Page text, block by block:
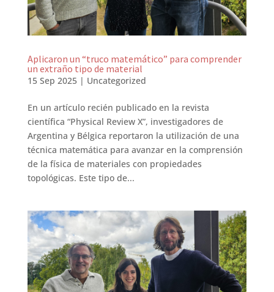
Aplicaron un “truco matemático” para comprender
un extraño tipo de material
15 Sep 2025| Uncategorized
En un artículo recién publicado en la revista
científica “Physical Review X”, investigadores de
Argentina y Bélgica reportaron la utilización de una
técnica matemática para avanzar en la comprensión
de la física de materiales con propiedades
topológicas. Este tipo de...